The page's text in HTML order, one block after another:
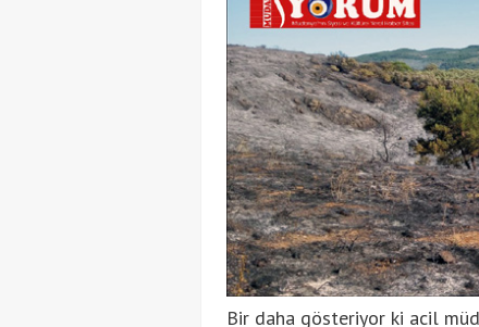
Bir daha gösteriyor ki acil